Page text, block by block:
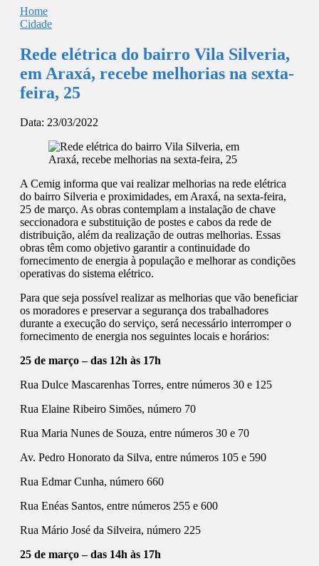
Home
Cidade
Rede elétrica do bairro Vila Silveria,
em Araxá, recebe melhorias na sexta-
feira, 25
Data: 23/03/2022
A Cemig informa que vai realizar melhorias na rede elétrica
do bairro Silveria e proximidades, em Araxá, na sexta-feira,
25 de março. As obras contemplam a instalação de chave
seccionadora e substituição de postes e cabos da rede de
distribuição, além da realização de outras melhorias. Essas
obras têm como objetivo garantir a continuidade do
fornecimento de energia à população e melhorar as condições
operativas do sistema elétrico.
Para que seja possível realizar as melhorias que vão beneficiar
os moradores e preservar a segurança dos trabalhadores
durante a execução do serviço, será necessário interromper o
fornecimento de energia nos seguintes locais e horários:
25 de março – das 12h às 17h
Rua Dulce Mascarenhas Torres, entre números 30 e 125
Rua Elaine Ribeiro Simões, número 70
Rua Maria Nunes de Souza, entre números 30 e 70
Av. Pedro Honorato da Silva, entre números 105 e 590
Rua Edmar Cunha, número 660
Rua Enéas Santos, entre números 255 e 600
Rua Mário José da Silveira, número 225
25 de março – das 14h às 17h